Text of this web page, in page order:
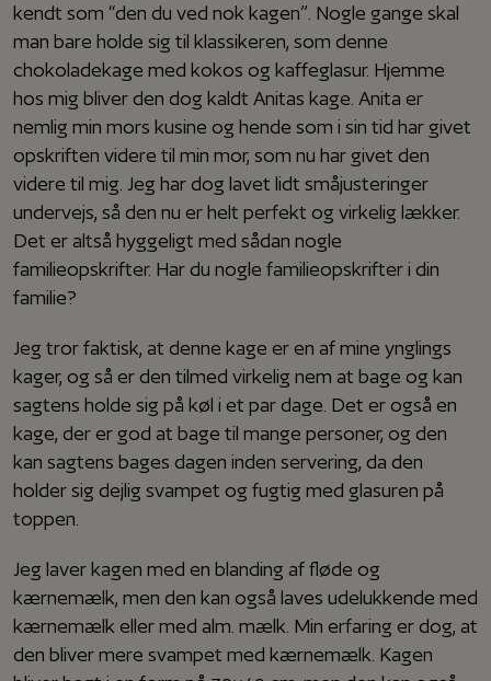
kendt som “den du ved nok kagen”. Nogle gange skal
man bare holde sig til klassikeren, som denne
chokoladekage med kokos og kaffeglasur. Hjemme
hos mig bliver den dog kaldt Anitas kage. Anita er
nemlig min mors kusine og hende som i sin tid har givet
opskriften videre til min mor, som nu har givet den
videre til mig. Jeg har dog lavet lidt småjusteringer
undervejs, så den nu er helt perfekt og virkelig lækker.
Det er altså hyggeligt med sådan nogle
familieopskrifter. Har du nogle familieopskrifter i din
familie?
Jeg tror faktisk, at denne kage er en af mine ynglings
kager, og så er den tilmed virkelig nem at bage og kan
sagtens holde sig på køl i et par dage. Det er også en
kage, der er god at bage til mange personer, og den
kan sagtens bages dagen inden servering, da den
holder sig dejlig svampet og fugtig med glasuren på
toppen.
Jeg laver kagen med en blanding af fløde og
kærnemælk, men den kan også laves udelukkende med
kærnemælk eller med alm. mælk. Min erfaring er dog, at
den bliver mere svampet med kærnemælk. Kagen